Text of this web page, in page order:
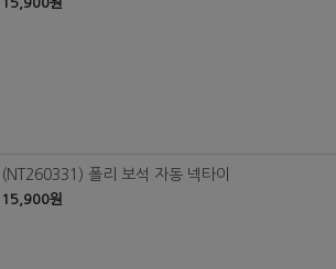
(NT260331) 폴리 보석 자동 넥타이
15,900원